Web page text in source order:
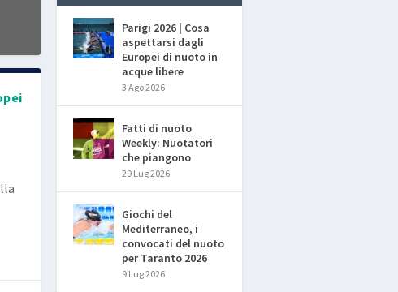
Parigi 2026 | Cosa
aspettarsi dagli
Europei di nuoto in
acque libere
3 Ago 2026
Fatti di nuoto
Weekly: Nuotatori
che piangono
29 Lug 2026
Giochi del
Mediterraneo, i
convocati del nuoto
per Taranto 2026
9 Lug 2026